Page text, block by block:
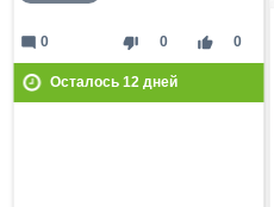
thumb_down 0 thumb_up 0
mode_comment 0
Осталось 12дней